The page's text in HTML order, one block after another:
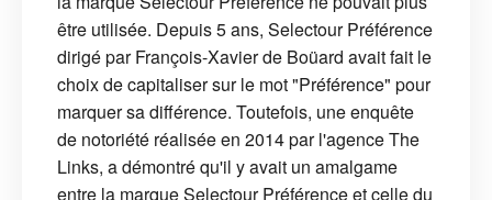
être utilisée. Depuis 5 ans, Selectour Préférence
dirigé par François-Xavier de Boüard avait fait le
choix de capitaliser sur le mot "Préférence" pour
marquer sa différence. Toutefois, une enquête
de notoriété réalisée en 2014 par l'agence The
Links, a démontré qu'il y avait un amalgame
entre la marque Selectour Préférence et celle du